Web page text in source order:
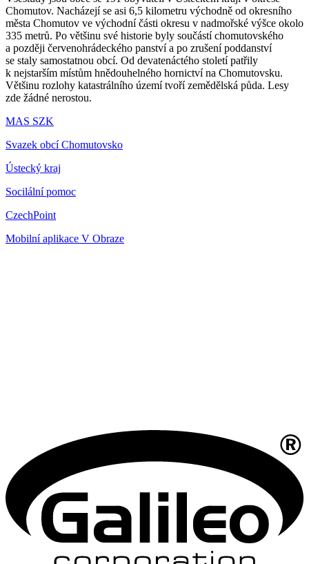
Chomutov. Nacházejí se asi 6,5 kilometru východně od okresního
města Chomutov ve východní části okresu v nadmořské výšce okolo
335 metrů. Po většinu své historie byly součástí chomutovského
a později červenohrádeckého panství a po zrušení poddanství
se staly samostatnou obcí. Od devatenáctého století patřily
k nejstarším místům hnědouhelného hornictví na Chomutovsku.
Většinu rozlohy katastrálního území tvoří zemědělská půda. Lesy
zde žádné nerostou.
MAS SZK
Svazek obcí Chomutovsko
Ústecký kraj
Socilální pomoc
CzechPoint
Mobilní aplikace V Obraze